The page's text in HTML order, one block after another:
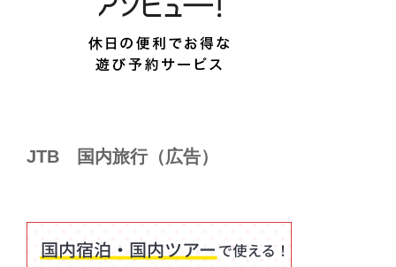
JTB 国内旅行（広告）